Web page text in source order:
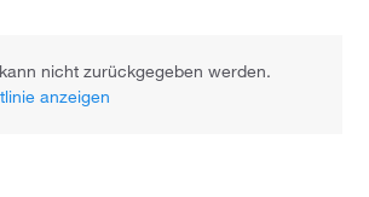
nicht zurückgegeben werden.
anzeigen